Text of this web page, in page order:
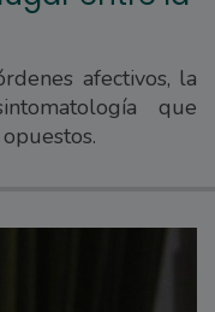
afectivos, la
que